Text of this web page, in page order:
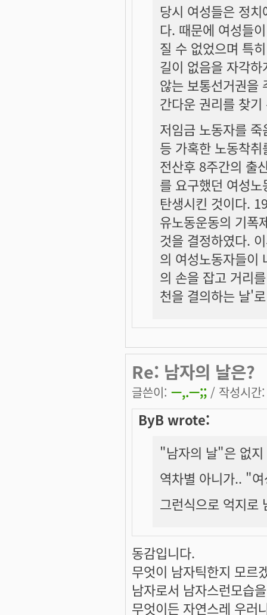
당시 여성들은 정
다. 때문에 여성들
질 수 없었으며 특
길이 없음을 자각
않는 보통선거권을
간다운 권리를 찾
저임금 노동자를
등 가혹한 노동착
전산후 8주간의 출
를 요구했던 여성
탄생시킨 것이다.
유노동운동의 기폭
것을 결정하였다.
의 여성노동자들이
의 손을 잡고 거리
천을 결의하는 날'
Re: 남자의 날은?
글쓴이: ㅡ,.ㅡ;; / 작성시
ByB wrote:
"남자의 날"은 없지
역차별 아니가.. "
그런식으로 억지로
동감입니다.
무엇이 남자틱한지 모르
남자로서 남자스런모습
무엇이든 자연스레 우러